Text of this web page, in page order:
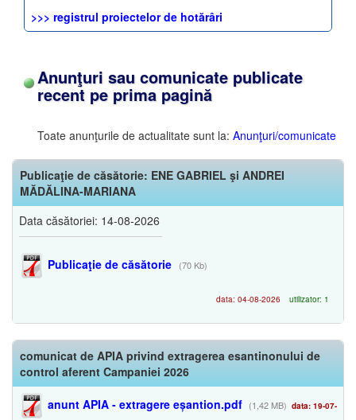
>>> registrul proiectelor de hotărâri
Anunţuri sau comunicate publicate
recent pe prima pagină
Toate anunţurile de actualitate sunt la: Anunţuri/comunicate
Publicaţie de căsătorie: ENE GABRIEL şi ANDREI
MĂDĂLINA-MARIANA
Data căsătoriei: 14-08-2026
Publicaţie de căsătorie (70 Kb)
data: 04-08-2026 utilizator: 1
comunicat de APIA privind extragerea esantinonului de
control aferent Campaniei 2026
anunt APIA - extragere eșantion.pdf (1,42 MB) data: 19-07-